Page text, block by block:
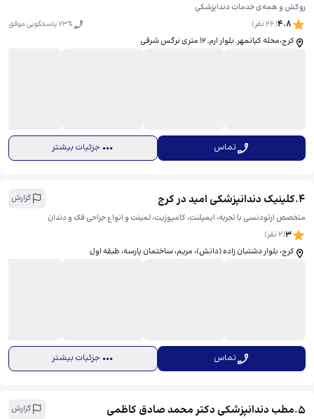
روکش و همه‌ی خدمات دنداپزشکی
4.8
(
26نفر) 73% پاسخگویی موفق
کرج،محله کیانمهر, بلوار ارم, ۱۲ متری نرگس شرقی
تماس جزئیات بیشتر
4
.کلینیک دندانپزشکی امید در کرج
گزارش
متخصص ارتودنسی با تجربه، ایمپلنت، کامپوزیت، لمینت و انواع جراحی فک و دندان
3
(
2نفر)
کرج، بلوار دشتبان زاده (دانش)، مریم، ساختمان پارسه، طبقه اول
تماس جزئیات بیشتر
5
.مطب دندانپزشکی دکتر محمد صادق کاظمی گزارش